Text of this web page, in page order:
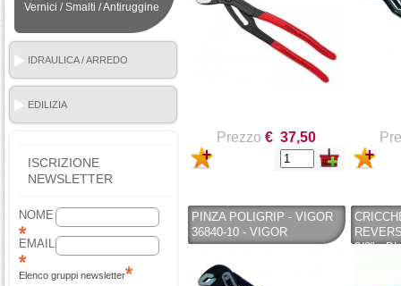
Vernici / Smalti / Antiruggine
IDRAULICA / ARREDO
BAGNO
EDILIZIA
ISCRIZIONE
NEWSLETTER
NOME
EMAIL
Elenco gruppi newsletter
Prezzo € 37,50
PINZA POLIGRIP - VIGOR
36840-10 - VIGOR
3/8" -